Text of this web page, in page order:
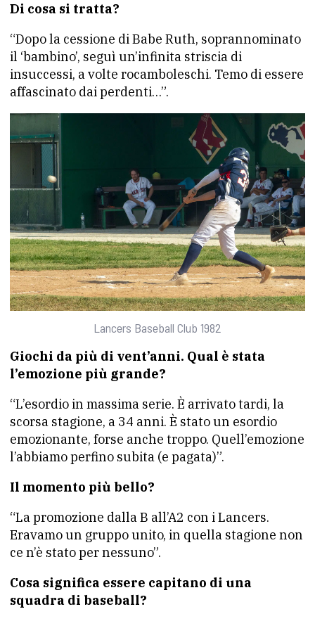
Di cosa si tratta?
“Dopo la cessione di Babe Ruth, soprannominato
il ‘bambino’, seguì un’infinita striscia di
insuccessi, a volte rocamboleschi. Temo di essere
affascinato dai perdenti…”.
Lancers Baseball Club 1982
Giochi da più di vent’anni. Qual è stata
l’emozione più grande?
“L’esordio in massima serie. È arrivato tardi, la
scorsa stagione, a 34 anni. È stato un esordio
emozionante, forse anche troppo. Quell’emozione
l’abbiamo perfino subita (e pagata)”.
Il momento più bello?
“La promozione dalla B all’A2 con i Lancers.
Eravamo un gruppo unito, in quella stagione non
ce n’è stato per nessuno”.
Cosa significa essere capitano di una
squadra di baseball?